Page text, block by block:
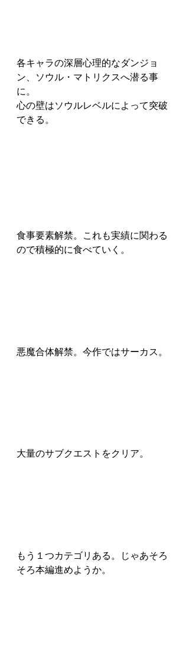
各キャラの深層心理的なダンジョ
ン、ソウル・マトリクスへ潜る事
に。
心の壁はソウルレベルによって突破
できる。
食事要素解禁。これも実績に関わる
ので積極的に食べていく。
悪魔合体解禁。今作ではサーカス。
大量のサブクエストをクリア。
もう１つカテゴリある。じゃあそろ
そろ本編進めようか。